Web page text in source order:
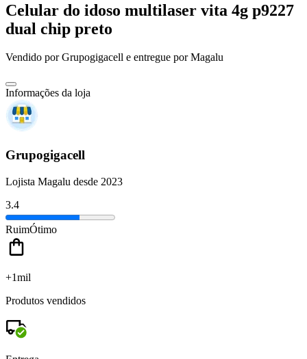
Celular do idoso multilaser vita 4g p9227
dual chip preto
Vendido porGrupogigacell e entregue por Magalu
Informações da loja
Grupogigacell
Lojista Magalu desde 2023
3.4
RuimÓtimo
+1mil
Produtos vendidos